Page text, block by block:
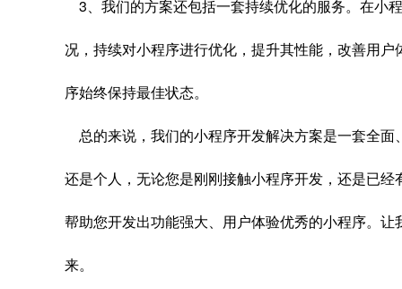
3、我们的方案还包括一套持续优化的服务。在小
况，持续对小程序进行优化，提升其性能，改善用
序始终保持最佳状态。
总的来说，我们的小程序开发解决方案是一套全
还是个人，无论您是刚刚接触小程序开发，还是已
帮助您开发出功能强大、用户体验优秀的小程序。
来。